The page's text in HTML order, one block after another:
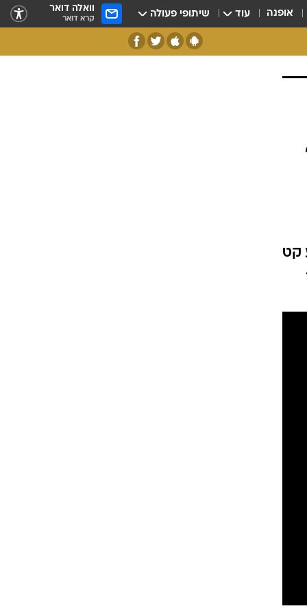
אופנה עוד שיתופי פעולה וואלה דואר
קרא דואר
קט